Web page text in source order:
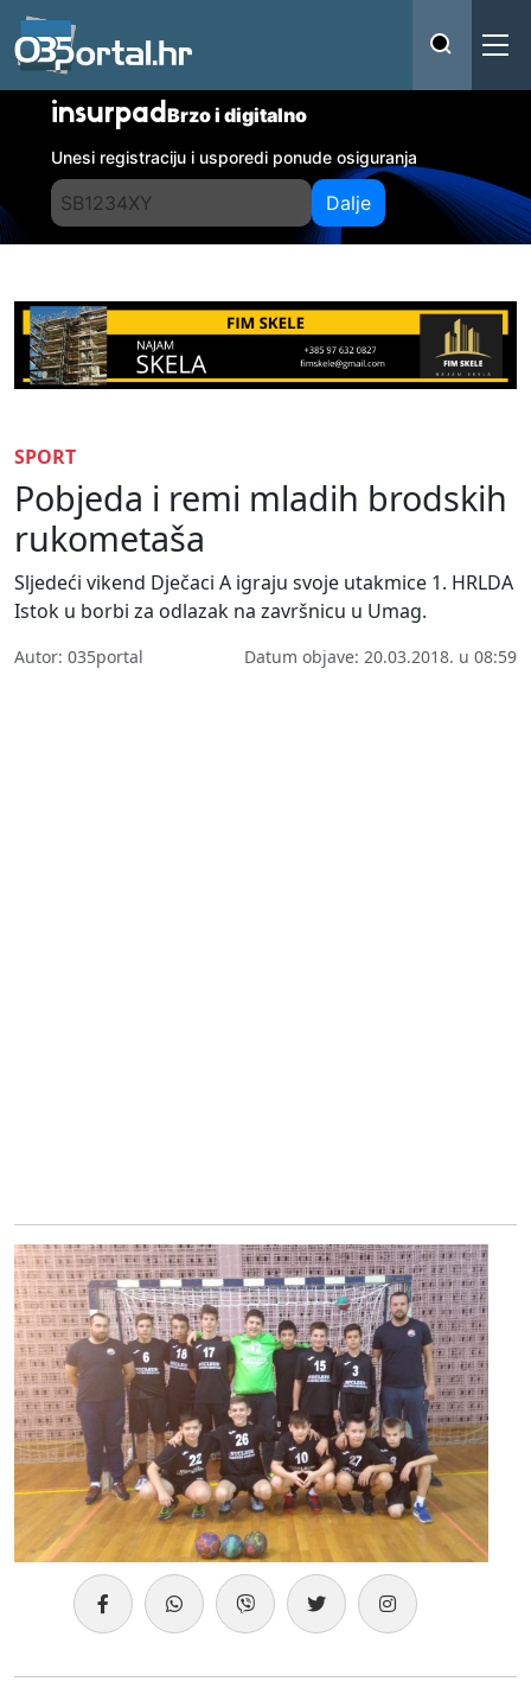
insurpadBrzo i digitalno
Unesi registraciju i usporedi ponude osiguranja
Dalje
SPORT
Pobjeda i remi mladih brodskih
rukometaša
Sljedeći vikend Dječaci A igraju svoje utakmice 1. HRLDA
Istok u borbi za odlazak na završnicu u Umag.
Autor: 035portal Datum objave: 20.03.2018. u 08:59